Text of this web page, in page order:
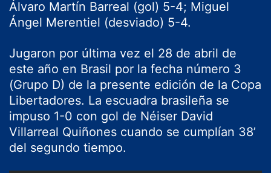
Álvaro Martín Barreal (gol) 5-4; Miguel
Ángel Merentiel (desviado) 5-4.
Jugaron por última vez el 28 de abril de
este año en Brasil por la fecha número 3
(Grupo D) de la presente edición de la Copa
Libertadores. La escuadra brasileña se
impuso 1-0 con gol de Néiser David
Villarreal Quiñones cuando se cumplían 38’
del segundo tiempo.